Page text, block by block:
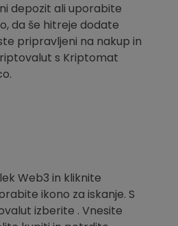
depozit ali uporabite
da še hitreje dodate
pripravljeni na nakup in
s Kriptomat
Web3 in kliknite
ikono za iskanje. S
izberite . Vnesite